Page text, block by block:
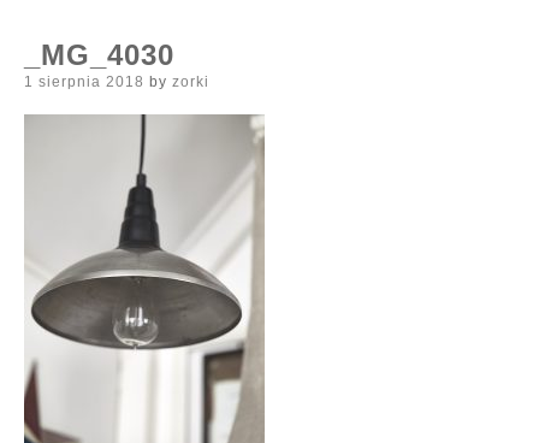
_MG_4030
Posted
1 sierpnia 2018 by zorki